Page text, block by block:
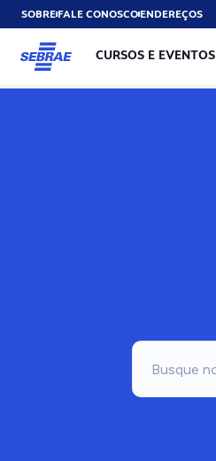
SOBREFALE CONOSCOENDEREÇOS
CURSOS E EVENTOS